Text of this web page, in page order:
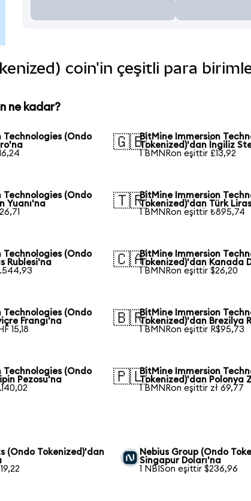
coin'in çeşitli para
ne kadar?
Technologies (Ondo
🇬🇧BitMine Immersion
Tokenized)'dan İngiliz
1 BMNRon eşittir £13,92
Technologies (Ondo
Yuanı'na
🇹🇷BitMine Immersion
Tokenized)'dan Türk
1 BMNRon eşittir ₺895,74
Technologies (Ondo
Rublesi'na
🇨🇦BitMine Immersion
Tokenized)'dan Kanada
1 BMNRon eşittir $26,20
Technologies (Ondo
Frangı'na
15,18
🇧🇷BitMine Immersion
Tokenized)'dan Brezilya
1 BMNRon eşittir R$95,73
Technologies (Ondo
Pezosu'na
🇵🇱BitMine Immersion
Tokenized)'dan Polonya
1 BMNRon eşittir zł 69,77
(Ondo Tokenized)'dan
Nebius Group (Ondo
Singapur Doları'na
1 NBISon eşittir $236,96